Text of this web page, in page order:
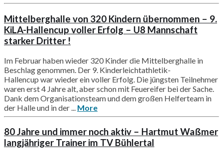
Mittelberghalle von 320 Kindern übernommen – 9.
KiLA-Hallencup voller Erfolg – U8 Mannschaft
starker Dritter !
Im Februar haben wieder 320 Kinder die Mittelberghalle in
Beschlag genommen. Der 9. Kinderleichtathletik-
Hallencup war wieder ein voller Erfolg. Die jüngsten Teilnehmer
waren erst 4 Jahre alt, aber schon mit Feuereifer bei der Sache.
Dank dem Organisationsteam und dem großen Helferteam in
der Halle und in der ... More
80 Jahre und immer noch aktiv – Hartmut Waßmer
langjähriger Trainer im TV Bühlertal